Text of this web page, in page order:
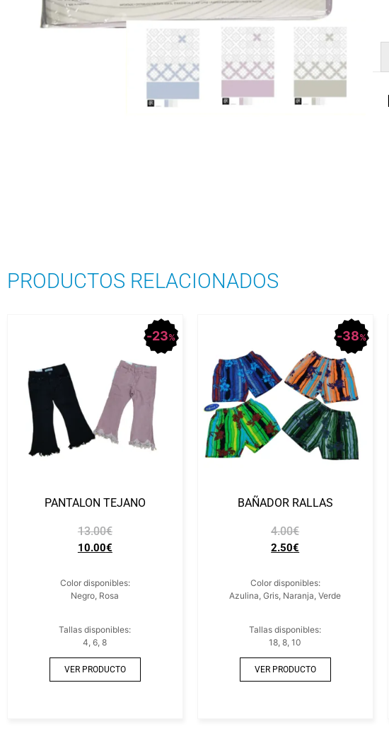
PRODUCTOS RELACIONADOS
23%
PANTALON TEJANO
13.00€
10.00€
Color disponibles:
Negro, Rosa
Tallas disponibles:
4, 6, 8
VER PRODUCTO
38%
BAÑADOR RALLAS
4.00€
2.50€
Color disponibles:
Azulina, Gris, Naranja, Verde
Tallas disponibles:
18, 8, 10
VER PRODUCTO